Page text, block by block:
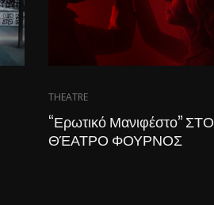
THEATRE
“Ερωτικό Μανιφέστο” ΣΤΟ
ΘΈΑΤΡΟ ΦΟΥΡΝΟΣ